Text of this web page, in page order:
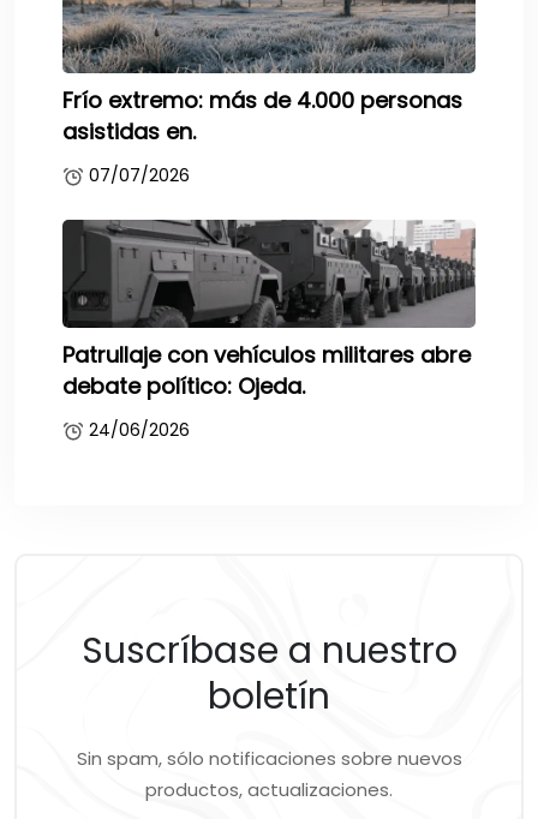
Frío extremo: más de 4.000 personas
asistidas en.
07/07/2026
Patrullaje con vehículos militares abre
debate político: Ojeda.
24/06/2026
Suscríbase a nuestro
boletín
Sin spam, sólo notificaciones sobre nuevos
productos, actualizaciones.